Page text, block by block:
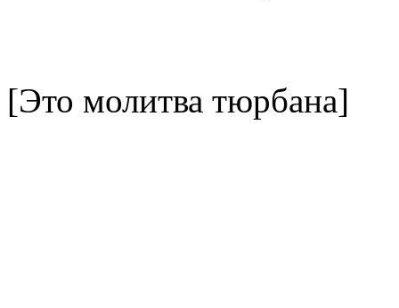
[Это молитва тюрбана]